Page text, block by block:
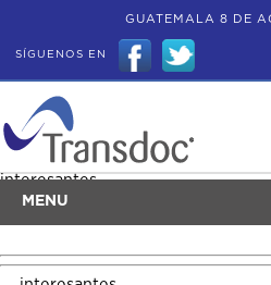
GUATEMALA 8 DE
SÍGUENOS EN
MENU
interesantes